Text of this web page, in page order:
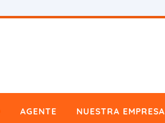
AGENTE NUESTRA EMPRESA